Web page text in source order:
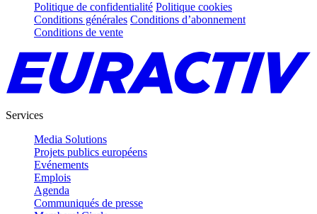
Politique de confidentialité Politique cookies
Conditions générales Conditions d’abonnement
Conditions de vente
Services
Media Solutions
Projets publics européens
Evénements
Emplois
Agenda
Communiqués de presse